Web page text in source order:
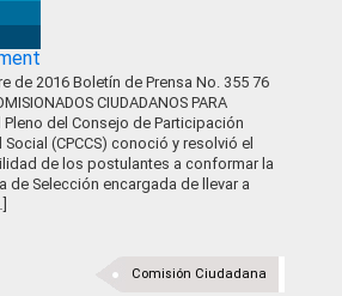
de 2016 Boletín de Prensa No. 355 76
CIUDADANOS PARA
Pleno del Consejo de Participación
(CPCCS) conoció y resolvió el
de los postulantes a conformar la
de Selección encargada de llevar a
Comisión Ciudadana